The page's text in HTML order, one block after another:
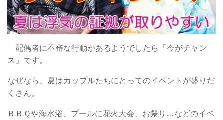
配偶者に不審な行動があるようでしたら「今がチャン
ス」です。
なぜなら、夏はカップルたちにとってのイベントが盛りだ
くさん。
ＢＢＱや海水浴、プールに花火大会、お祭り…などのイベ